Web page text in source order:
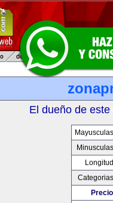
El dueño de